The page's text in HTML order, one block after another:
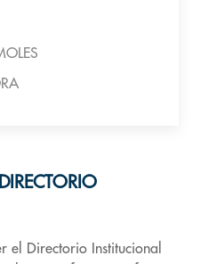
el Directorio Institucional